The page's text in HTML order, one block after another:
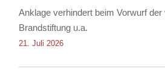
Anklage verhindert beim Vorwurf
Brandstiftung u.a.
21. Juli 2026